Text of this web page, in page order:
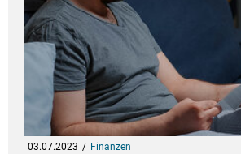
03.07.2023 Finanzen